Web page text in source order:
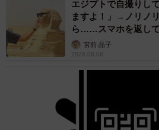
授かり婚だったこともありプロポ
うで、「（プロポーズをしていな
けど…事実が先にきちゃったから仕
りさんは振り返ります。
エジプトで自撮りし
ますよ！」→ノリノ
ら……スマホを返し
カモ代表かも」「私
宮前 晶子
2026.08.06